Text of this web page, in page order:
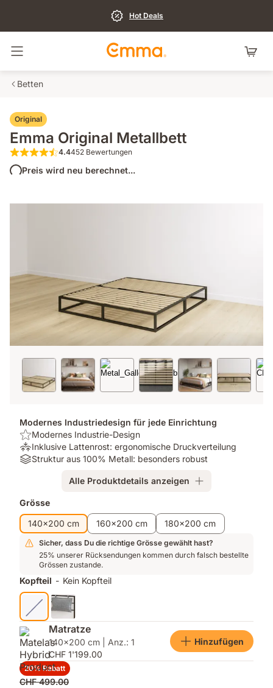
Hot Deals
Navigation umschalten
Betten
Original
Emma Original Metallbett
4.4 von 5 Sternen 452 Bewertungen
4.4452 Bewertungen
Preis wird neu berechnet...
Modernes Industriedesign für jede Einrichtung
USP:
Modernes
Industrie-
Modernes Industrie-Design
Druckentlastung:
Inklusive
ergonomische
Inklusive Lattenrost: ergonomische Druckverteilung
Material:
Metall:
besonders
robust
Struktur aus 100% Metall: besonders robust
Alle Produktdetails anzeigen
Zusatzprodukte
Grösse
140x200 cm
160x200 cm 180x200 cm
Sicher, dass Du die richtige Grösse gewählt hast?
25% unserer Rücksendungen kommen durch falsch bestellte
Grössen zustande.
Kopfteil - Kein Kopfteil
Matratze
140x200 cm | Anz.: 1
CHF 1'199.00
Hinzufügen
20% Rabatt
Ursprünglicher
CHF 499.00